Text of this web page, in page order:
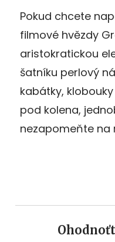
Pokud chcete
filmové hvězdy
aristokratickou
šatníku perlový
kabátky,
pod kolena,
nezapomeňte na